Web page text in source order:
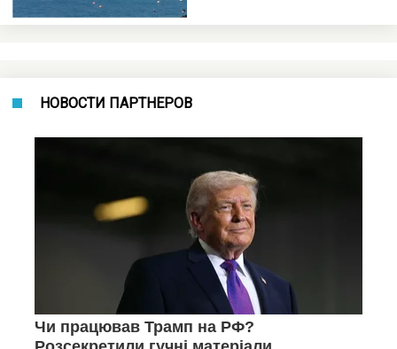
НОВОСТИ ПАРТНЕРОВ